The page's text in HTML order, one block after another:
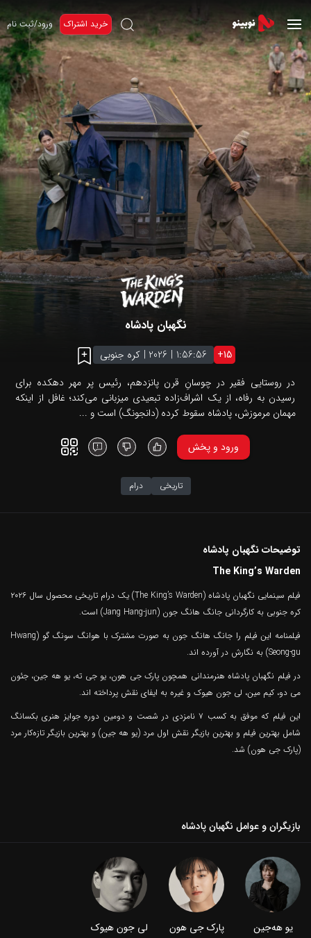
خرید اشتراک ورود/ثبت نام
نگهبان پادشاه
15
+
1:56:56
|
2026
| کره جنوبی
در روستایی فقیر در چوسانِ قرن پانزدهم، رئیس پر مهر دهکده برای
رسیدن به رفاه، از یک اشراف‌زاده تبعیدی میزبانی می‌کند؛ غافل از اینکه
مهمان مرموزش، پادشاه سقوط‌ کرده (دانجونگ) است و ...
ورود و پخش
تاریخی درام
توضیحات نگهبان پادشاه
The King’s Warden
فیلم سینمایی نگهبان پادشاه (The King’s Warden) یک درام تاریخی محصول سال ۲۰۲۶
کره جنوبی به کارگردانی جانگ هانگ جون (Jang Hang-jun) است.
فیلمنامه این فیلم را جانگ هانگ جون به صورت مشترک با هوانگ سونگ گو (Hwang
Seong-gu) به نگارش در آورده اند.
در فیلم نگهبان پادشاه هنرمندانی همچون پارک جی هون، یو جی ته، یو هه جین، جئون
می دو، کیم مین، لی جون هیوک و غیره به ایفای نقش پرداخته اند.
این فیلم که موفق به کسب ۷ نامزدی در شصت و دومین دوره جوایز هنری بکسانگ
شامل بهترین فیلم و بهترین بازیگر نقش اول مرد (یو هه جین) و بهترین بازیگر تازه‌کار مرد
(پارک جی هون) شد.
بازیگران و عوامل نگهبان پادشاه
یو هه‌جین پارک جی هون لی جون هیوک